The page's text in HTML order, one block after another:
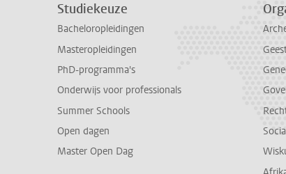
Studiekeuze
Bacheloropleidingen
Masteropleidingen
PhD-programma's
Onderwijs voor professionals
Summer Schools
Open dagen
Master Open Dag